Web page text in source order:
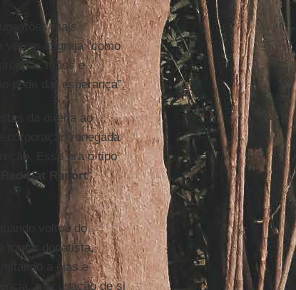
mais
verem a Igreja “como
mãos e
pode dar esperança”.
da direita ao
corporação renegada
Esse era o tipo
Red Hat Report”,
voltou do
tornar donatista,
a elas e
a acusação de si